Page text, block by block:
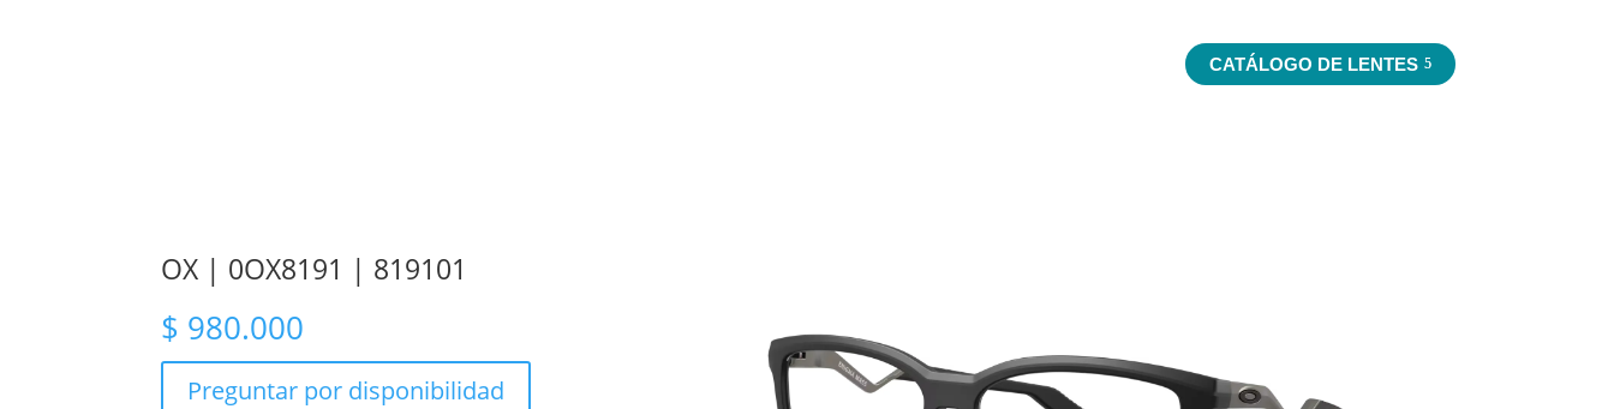
CATÁLOGO DE LENTES
OX | 0OX8191 | 819101
$ 980.000
Preguntar por disponibilidad